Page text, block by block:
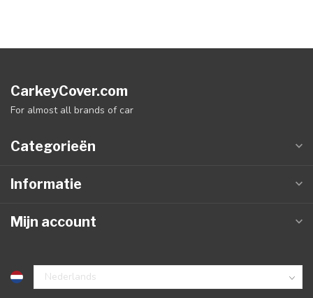
CarkeyCover.com
For almost all brands of car
Categorieën
Informatie
Mijn account